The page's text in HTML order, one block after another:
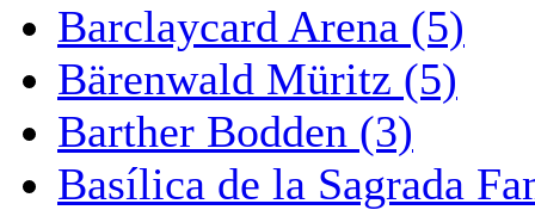
Barclaycard Arena (5)
Bärenwald Müritz (5)
Barther Bodden (3)
Basílica de la Sagrada